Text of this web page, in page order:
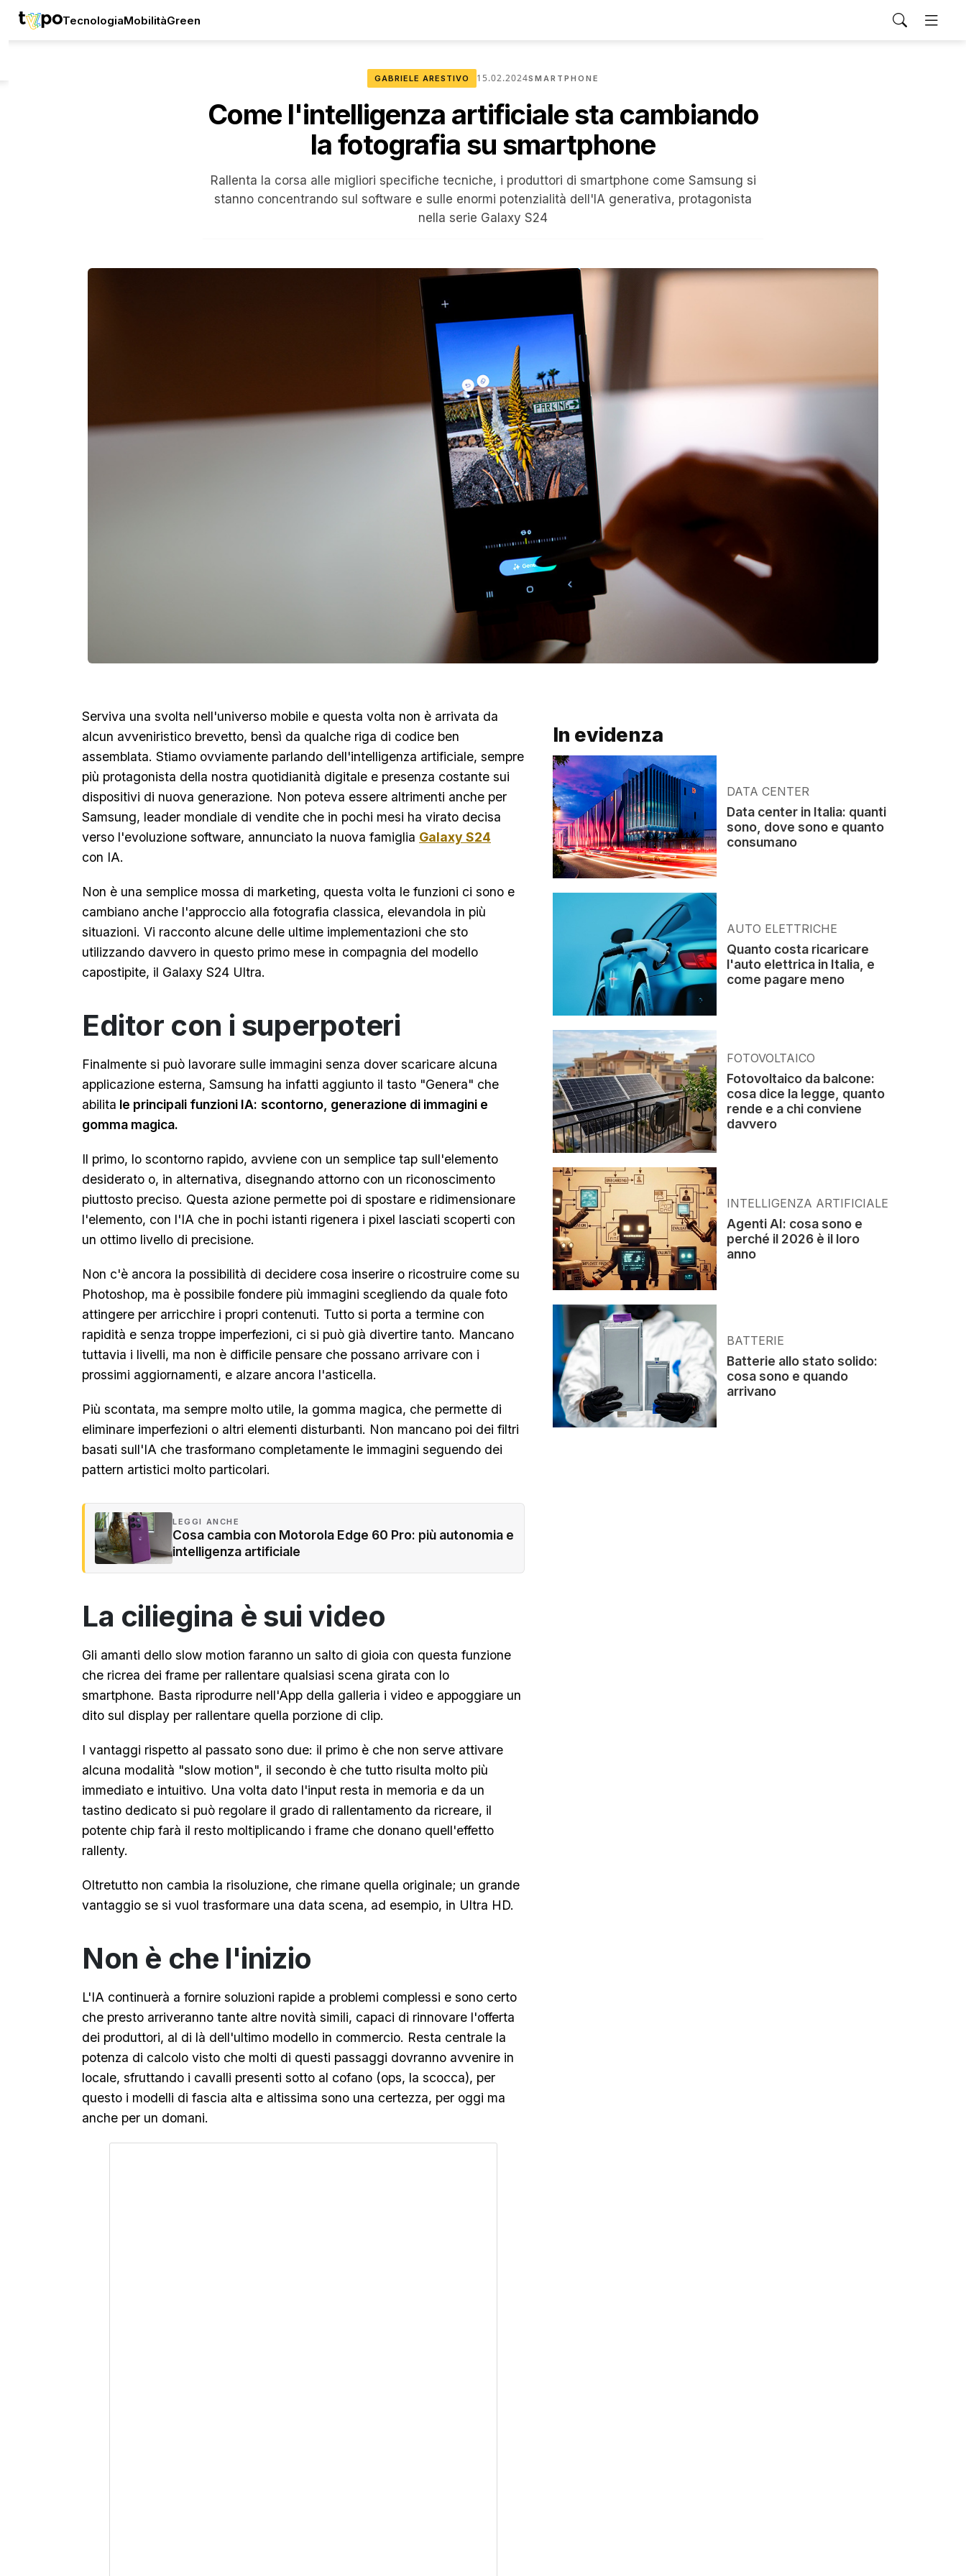
TecnologiaMobilitàGreen
GABRIELE ARESTIVO 15.02.2024SMARTPHONE
Come l'intelligenza artificiale sta cambiando
la fotografia su smartphone
Rallenta la corsa alle migliori specifiche tecniche, i produttori di smartphone come Samsung si
stanno concentrando sul software e sulle enormi potenzialità dell'IA generativa, protagonista
nella serie Galaxy S24
Serviva una svolta nell'universo mobile e questa volta non è arrivata da
alcun avveniristico brevetto, bensì da qualche riga di codice ben
assemblata. Stiamo ovviamente parlando dell'intelligenza artificiale, sempre
più protagonista della nostra quotidianità digitale e presenza costante sui
dispositivi di nuova generazione. Non poteva essere altrimenti anche per
Samsung, leader mondiale di vendite che in pochi mesi ha virato decisa
verso l'evoluzione software, annunciato la nuova famiglia Galaxy S24
con IA.
Non è una semplice mossa di marketing, questa volta le funzioni ci sono e
cambiano anche l'approccio alla fotografia classica, elevandola in più
situazioni. Vi racconto alcune delle ultime implementazioni che sto
utilizzando davvero in questo primo mese in compagnia del modello
capostipite, il Galaxy S24 Ultra.
Editor con i superpoteri
Finalmente si può lavorare sulle immagini senza dover scaricare alcuna
applicazione esterna, Samsung ha infatti aggiunto il tasto "Genera" che
abilita le principali funzioni IA: scontorno, generazione di immagini e
gomma magica.
Il primo, lo scontorno rapido, avviene con un semplice tap sull'elemento
desiderato o, in alternativa, disegnando attorno con un riconoscimento
piuttosto preciso. Questa azione permette poi di spostare e ridimensionare
l'elemento, con l'IA che in pochi istanti rigenera i pixel lasciati scoperti con
un ottimo livello di precisione.
Non c'è ancora la possibilità di decidere cosa inserire o ricostruire come su
Photoshop, ma è possibile fondere più immagini scegliendo da quale foto
attingere per arricchire i propri contenuti. Tutto si porta a termine con
rapidità e senza troppe imperfezioni, ci si può già divertire tanto. Mancano
tuttavia i livelli, ma non è difficile pensare che possano arrivare con i
prossimi aggiornamenti, e alzare ancora l'asticella.
Più scontata, ma sempre molto utile, la gomma magica, che permette di
eliminare imperfezioni o altri elementi disturbanti. Non mancano poi dei filtri
basati sull'IA che trasformano completamente le immagini seguendo dei
pattern artistici molto particolari.
LEGGI ANCHE
Cosa cambia con Motorola Edge 60 Pro: più autonomia e
intelligenza artificiale
La ciliegina è sui video
Gli amanti dello slow motion faranno un salto di gioia con questa funzione
che ricrea dei frame per rallentare qualsiasi scena girata con lo
smartphone. Basta riprodurre nell'App della galleria i video e appoggiare un
dito sul display per rallentare quella porzione di clip.
I vantaggi rispetto al passato sono due: il primo è che non serve attivare
alcuna modalità "slow motion", il secondo è che tutto risulta molto più
immediato e intuitivo. Una volta dato l'input resta in memoria e da un
tastino dedicato si può regolare il grado di rallentamento da ricreare, il
potente chip farà il resto moltiplicando i frame che donano quell'effetto
rallenty.
Oltretutto non cambia la risoluzione, che rimane quella originale; un grande
vantaggio se si vuol trasformare una data scena, ad esempio, in Ultra HD.
Non è che l'inizio
L'IA continuerà a fornire soluzioni rapide a problemi complessi e sono certo
che presto arriveranno tante altre novità simili, capaci di rinnovare l'offerta
dei produttori, al di là dell'ultimo modello in commercio. Resta centrale la
potenza di calcolo visto che molti di questi passaggi dovranno avvenire in
locale, sfruttando i cavalli presenti sotto al cofano (ops, la scocca), per
questo i modelli di fascia alta e altissima sono una certezza, per oggi ma
anche per un domani.
In evidenza
DATA CENTER
Data center in Italia: quanti
sono, dove sono e quanto
consumano
AUTO ELETTRICHE
Quanto costa ricaricare
l'auto elettrica in Italia, e
come pagare meno
FOTOVOLTAICO
Fotovoltaico da balcone:
cosa dice la legge, quanto
rende e a chi conviene
davvero
INTELLIGENZA ARTIFICIALE
Agenti AI: cosa sono e
perché il 2026 è il loro
anno
BATTERIE
Batterie allo stato solido:
cosa sono e quando
arrivano